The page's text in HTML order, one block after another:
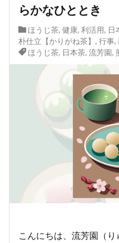
らかなひととき
ほうじ茶, 健康, 利活用, 日
朴仕立【かりがね茶】 , 行事,
ほうじ茶, 日本茶, 流芳園,
こんにちは、流芳園（り